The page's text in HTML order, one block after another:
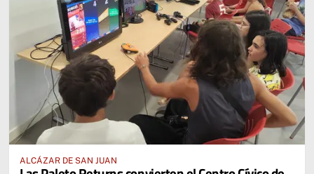
ALCÁZAR DE SAN JUAN